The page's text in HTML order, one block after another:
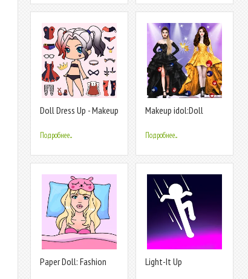
Doll Dress Up - Makeup
Подробнее...
Makeup idol:Doll
Подробнее...
Paper Doll: Fashion
Light-It Up